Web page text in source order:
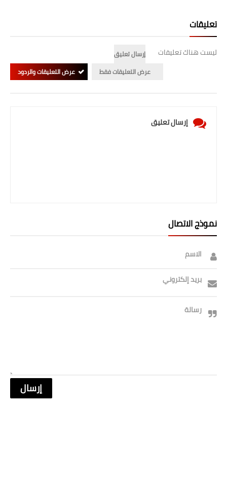
اخبار وقرارات وزارة التعليم
العالي
تعليقات
ليست هناك تعليقات
إرسال تعليق
عرض التعليقات فقط
عرض التعليقات والردود
إرسال تعليق
نموذج الاتصال
الاسم
بريد إلكتروني
رسالة